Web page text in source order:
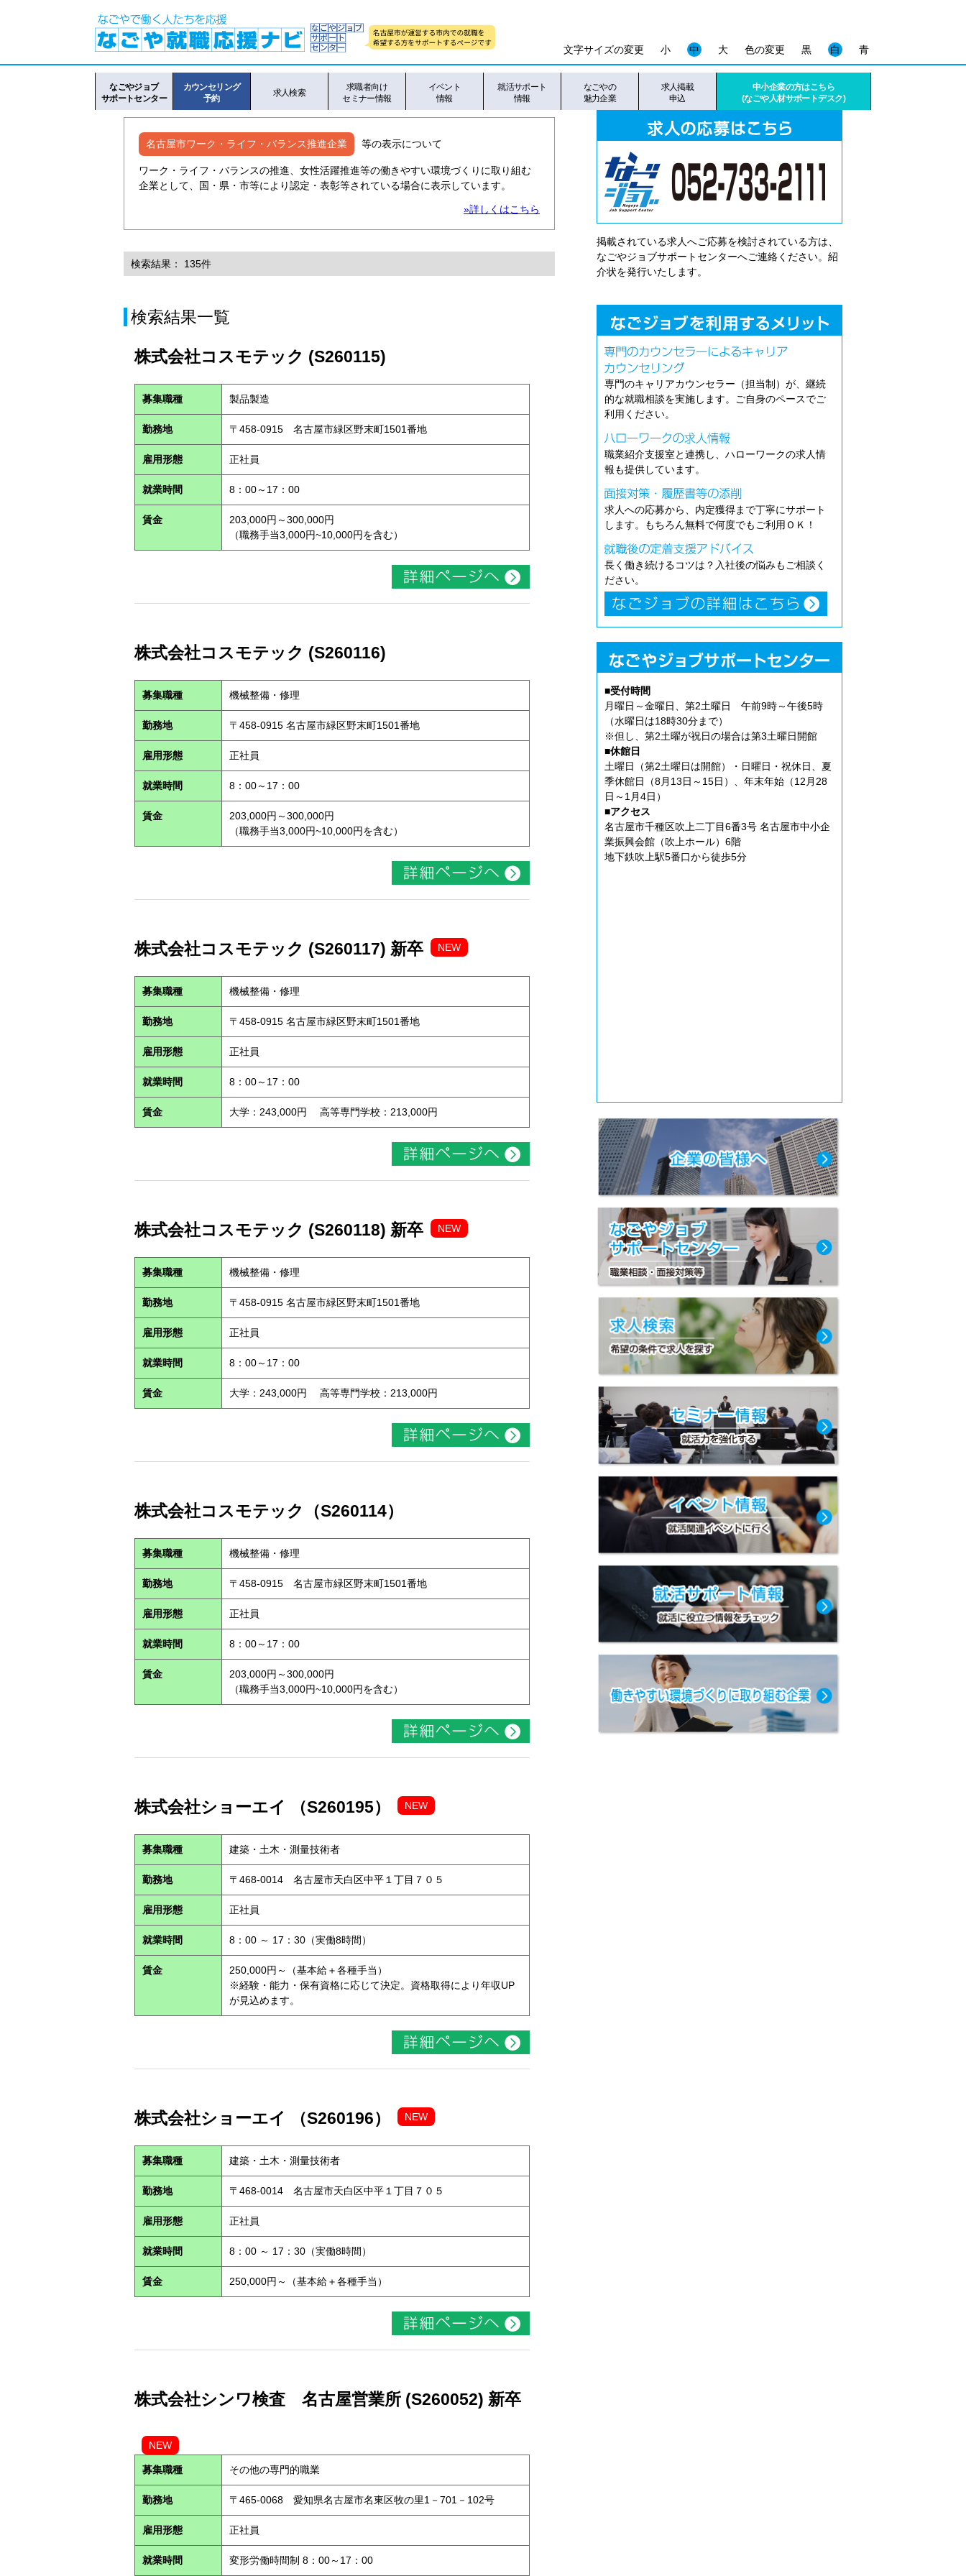
色の変更 黒 白 青
文字サイズの変更 小 中 大
なごやジョブ
サポートセンター
カウンセリング
予約
求人検索
求職者向け
セミナー情報
イベント
情報
就活サポート
情報
なごやの
魅力企業
求人掲載
申込
中小企業の方はこちら
(なごや人材サポートデスク)
名古屋市ワーク・ライフ・バランス推進企業 等の表示について
ワーク・ライフ・バランスの推進、女性活躍推進等の働きやすい環境づくりに取り組む
企業として、国・県・市等により認定・表彰等されている場合に表示しています。
»詳しくはこちら
検索結果： 135件
検索結果一覧
株式会社コスモテック (S260115)
募集職種 製品製造
勤務地 〒458-0915 名古屋市緑区野末町1501番地
雇用形態 正社員
就業時間 8：00～17：00
賃金
203,000円～300,000円
（職務手当3,000円~10,000円を含む）
株式会社コスモテック (S260116)
募集職種 機械整備・修理
勤務地 〒458-0915 名古屋市緑区野末町1501番地
雇用形態 正社員
就業時間 8：00～17：00
賃金
203,000円～300,000円
（職務手当3,000円~10,000円を含む）
株式会社コスモテック (S260117) 新卒 NEW
募集職種 機械整備・修理
勤務地 〒458-0915 名古屋市緑区野末町1501番地
雇用形態 正社員
就業時間 8：00～17：00
賃金 大学：243,000円 高等専門学校：213,000円
株式会社コスモテック (S260118) 新卒 NEW
募集職種 機械整備・修理
勤務地 〒458-0915 名古屋市緑区野末町1501番地
雇用形態 正社員
就業時間 8：00～17：00
賃金 大学：243,000円 高等専門学校：213,000円
株式会社コスモテック（S260114）
募集職種 機械整備・修理
勤務地 〒458-0915 名古屋市緑区野末町1501番地
雇用形態 正社員
就業時間 8：00～17：00
賃金
203,000円～300,000円
（職務手当3,000円~10,000円を含む）
株式会社ショーエイ （S260195） NEW
募集職種 建築・土木・測量技術者
勤務地 〒468-0014 名古屋市天白区中平１丁目７０５
雇用形態 正社員
就業時間 8：00 ～ 17：30（実働8時間）
賃金
250,000円～（基本給＋各種手当）
※経験・能力・保有資格に応じて決定。資格取得により年収UP
が見込めます。
株式会社ショーエイ （S260196） NEW
募集職種 建築・土木・測量技術者
勤務地 〒468-0014 名古屋市天白区中平１丁目７０５
雇用形態 正社員
就業時間 8：00 ～ 17：30（実働8時間）
賃金 250,000円～（基本給＋各種手当）
株式会社シンワ検査 名古屋営業所 (S260052) 新卒
NEW
募集職種 その他の専門的職業
勤務地 〒465-0068 愛知県名古屋市名東区牧の里1－701－102号
雇用形態 正社員
就業時間 変形労働時間制 8：00～17：00
掲載されている求人へご応募を検討されている方は、
なごやジョブサポートセンターへご連絡ください。紹
介状を発行いたします。
専門のキャリアカウンセラー（担当制）が、継続
的な就職相談を実施します。ご自身のペースでご
利用ください。
職業紹介支援室と連携し、ハローワークの求人情
報も提供しています。
求人への応募から、内定獲得まで丁寧にサポート
します。もちろん無料で何度でもご利用ＯＫ！
長く働き続けるコツは？入社後の悩みもご相談く
ださい。
■受付時間
月曜日～金曜日、第2土曜日 午前9時～午後5時
（水曜日は18時30分まで）
※但し、第2土曜が祝日の場合は第3土曜日開館
■休館日
土曜日（第2土曜日は開館）・日曜日・祝休日、夏
季休館日（8月13日～15日）、年末年始（12月28
日～1月4日）
■アクセス
名古屋市千種区吹上二丁目6番3号 名古屋市中小企
業振興会館（吹上ホール）6階
地下鉄吹上駅5番口から徒歩5分